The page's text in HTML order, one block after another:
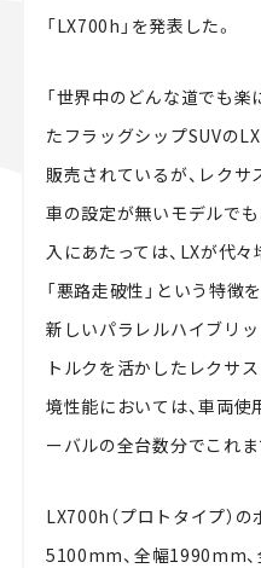
「LX700h」を発表した。
「世界中のどんな道でも楽
たフラッグシップSUVの
販売されているが、レク
車の設定が無いモデルで
入にあたっては、LXが代々
「悪路走破性」という特徴
新しいパラレルハイブリ
トルクを活かしたレクサ
境性能においては、車両
ーバルの全台数分でこれ
LX700h（プロトタイプ）
5100mm、全幅1990mm